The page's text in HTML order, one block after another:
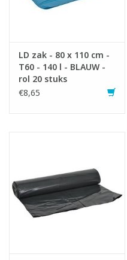
LD zak - 80 x 110 cm -
T60 - 140 l - BLAUW -
rol 20 stuks
€8,65